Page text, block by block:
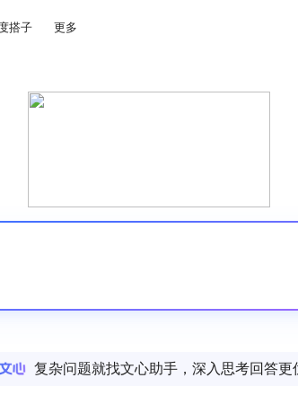
搭子 更多
复杂问题就找文心助手，深入思考回答更